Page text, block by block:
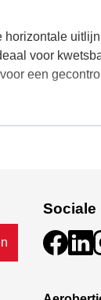
voor
een
gehaald
Sociale